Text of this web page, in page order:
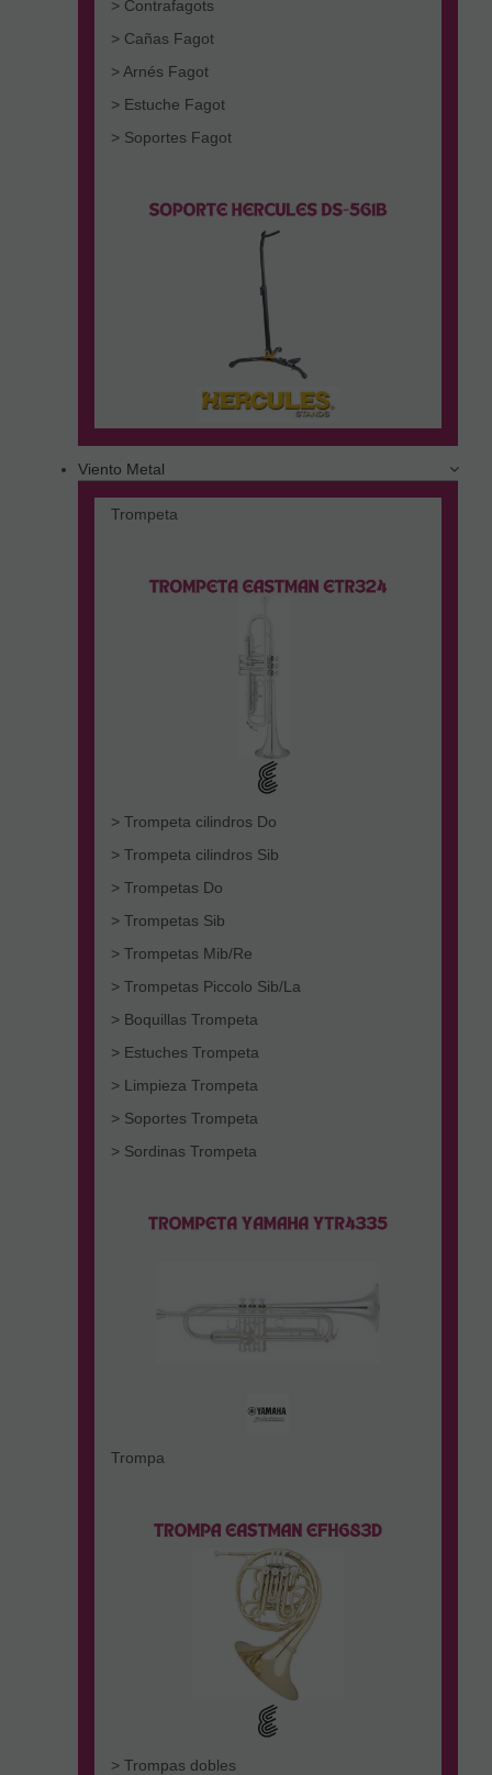
> Contrafagots
> Cañas Fagot
> Arnés Fagot
> Estuche Fagot
> Soportes Fagot
Viento Metal
Trompeta
> Trompeta cilindros Do
> Trompeta cilindros Sib
> Trompetas Do
> Trompetas Sib
> Trompetas Mib/Re
> Trompetas Piccolo Sib/La
> Boquillas Trompeta
> Estuches Trompeta
> Limpieza Trompeta
> Soportes Trompeta
> Sordinas Trompeta
Trompa
> Trompas dobles